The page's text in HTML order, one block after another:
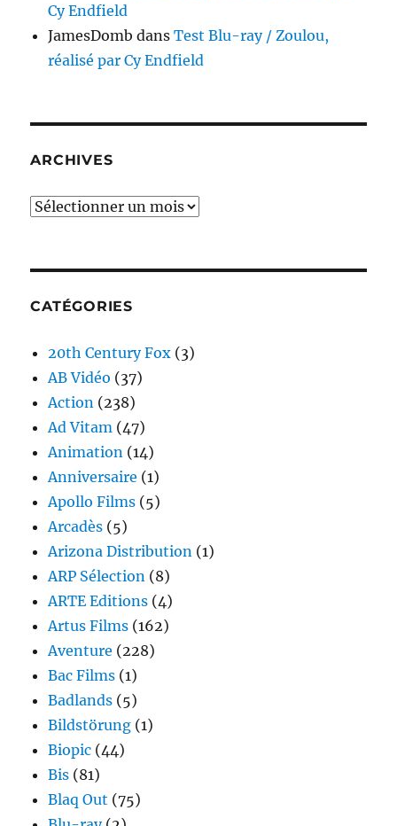
Cy Endfield
JamesDomb dansTest Blu-ray / Zoulou,
réalisé par Cy Endfield
ARCHIVES
Archives
CATÉGORIES
20th Century Fox (3)
AB Vidéo (37)
Action (238)
Ad Vitam (47)
Animation (14)
Anniversaire (1)
Apollo Films (5)
Arcadès (5)
Arizona Distribution (1)
ARP Sélection (8)
ARTE Editions (4)
Artus Films (162)
Aventure (228)
Bac Films (1)
Badlands (5)
Bildstörung (1)
Biopic (44)
Bis (81)
Blaq Out (75)